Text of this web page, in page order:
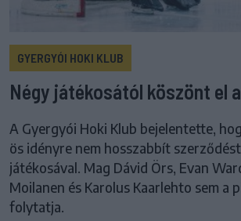
GYERGYÓI HOKI KLUB
Négy játékosától köszönt el a
A Gyergyói Hoki Klub bejelentette,
ös idényre nem hosszabbít
játékosával. Mag Dávid Örs, Evan
Moilanen és Karolus Kaarlehto sem a
folytatja.